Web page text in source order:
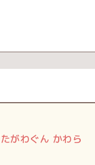
たがわぐん かわら